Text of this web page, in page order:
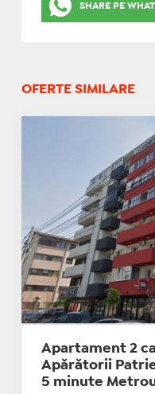
SHARE PE
OFERTE SIMILARE
Apartament 2
Apărătorii
5 minute